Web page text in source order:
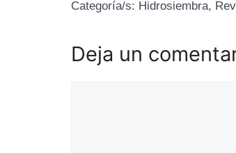
Categoría/s: Hidrosiembra,
Deja un